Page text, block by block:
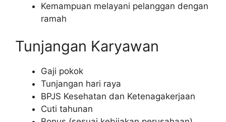
Kemampuan melayani pelanggan dengan
ramah
Tunjangan Karyawan
Gaji pokok
Tunjangan hari raya
BPJS Kesehatan dan Ketenagakerjaan
Cuti tahunan